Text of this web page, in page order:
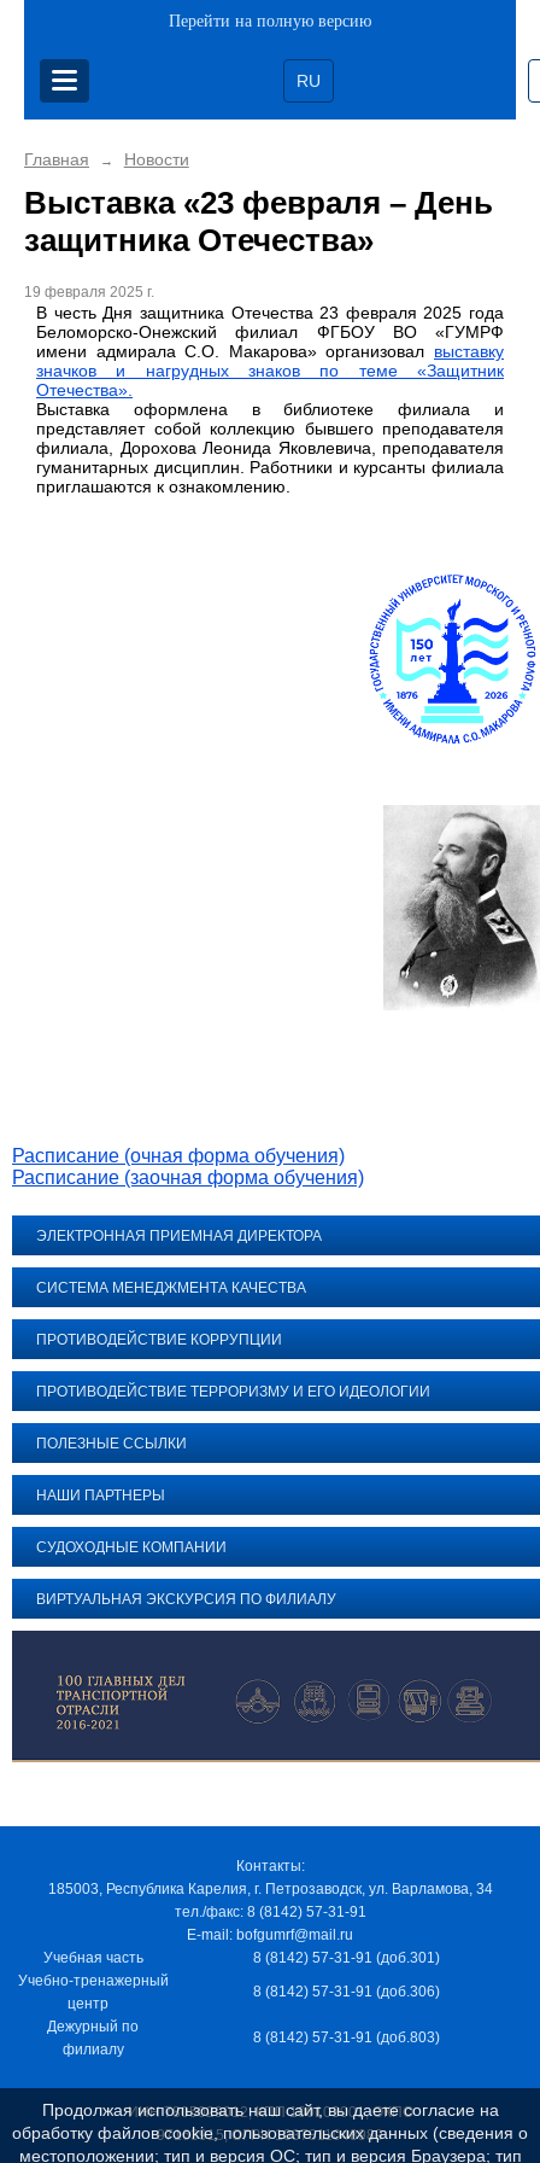
Перейти на полную версию
RU
Главная → Новости
Выставка «23 февраля – День
защитника Отечества»
19 февраля 2025 г.
В честь Дня защитника Отечества 23 февраля 2025 года
Беломорско-Онежский филиал ФГБОУ ВО «ГУМРФ
имени адмирала С.О. Макарова» организовал выставку
значков и нагрудных знаков по теме «Защитник
Отечества».
Выставка оформлена в библиотеке филиала и
представляет собой коллекцию бывшего преподавателя
филиала, Дорохова Леонида Яковлевича, преподавателя
гуманитарных дисциплин. Работники и курсанты филиала
приглашаются к ознакомлению.
Расписание (очная форма обучения)
Расписание (заочная форма обучения)
ЭЛЕКТРОННАЯ ПРИЕМНАЯ ДИРЕКТОРА
СИСТЕМА МЕНЕДЖМЕНТА КАЧЕСТВА
ПРОТИВОДЕЙСТВИЕ КОРРУПЦИИ
ПРОТИВОДЕЙСТВИЕ ТЕРРОРИЗМУ И ЕГО ИДЕОЛОГИИ
ПОЛЕЗНЫЕ ССЫЛКИ
НАШИ ПАРТНЕРЫ
СУДОХОДНЫЕ КОМПАНИИ
ВИРТУАЛЬНАЯ ЭКСКУРСИЯ ПО ФИЛИАЛУ
Контакты:
185003, Республика Карелия, г. Петрозаводск, ул. Варламова, 34
тел./факс: 8 (8142) 57-31-91
E-mail: bofgumrf@mail.ru
Учебная часть
8 (8142) 57-31-91 (доб.301)
Учебно-тренажерный
центр
8 (8142) 57-31-91 (доб.306)
Дежурный по
филиалу
8 (8142) 57-31-91 (доб.803)
ИНН 7805029012, КПП 100103001, ОКПО
97163915, ОГРН 1037811048989
Продолжая использовать наш сайт, вы даете согласие на
обработку файлов cookie, пользовательских данных (сведения о
местоположении; тип и версия ОС; тип и версия Браузера; тип